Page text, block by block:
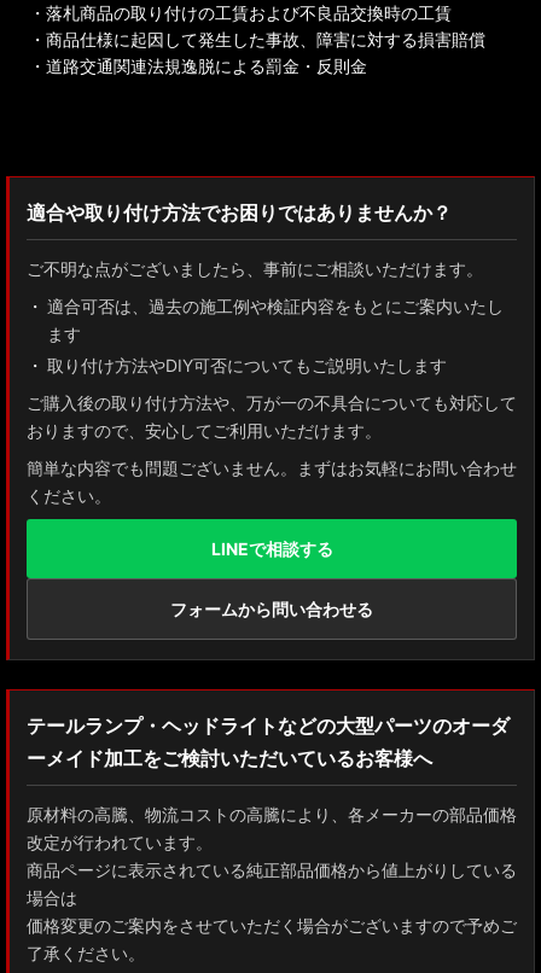
・落札商品の取り付けの工賃および不良品交換時の工賃
・商品仕様に起因して発生した事故、障害に対する損害賠償
・道路交通関連法規逸脱による罰金・反則金
適合や取り付け方法でお困りではありませんか？
ご不明な点がございましたら、事前にご相談いただけます。
適合可否は、過去の施工例や検証内容をもとにご案内いたし
ます
取り付け方法やDIY可否についてもご説明いたします
ご購入後の取り付け方法や、万が一の不具合についても対応して
おりますので、安心してご利用いただけます。
簡単な内容でも問題ございません。まずはお気軽にお問い合わせ
ください。
LINEで相談する
フォームから問い合わせる
テールランプ・ヘッドライトなどの大型パーツのオーダ
ーメイド加工をご検討いただいているお客様へ
原材料の高騰、物流コストの高騰により、各メーカーの部品価格
改定が行われています。
商品ページに表示されている純正部品価格から値上がりしている
場合は
価格変更のご案内をさせていただく場合がございますので予めご
了承ください。